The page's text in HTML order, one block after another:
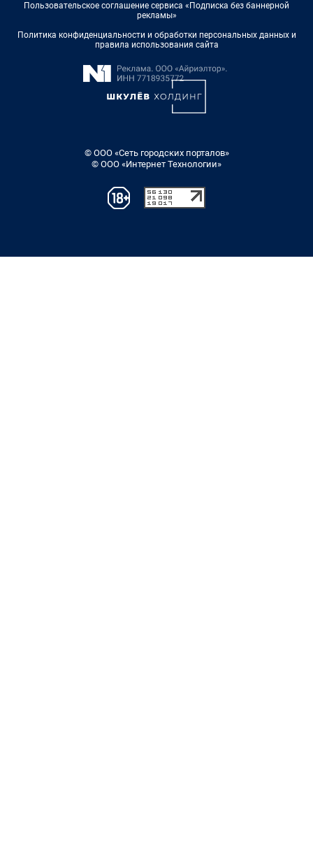
Пользовательское соглашение сервиса «Подписка без баннерной
рекламы»
Политика конфиденциальности и обработки персональных данных и
правила использования сайта
© ООО «Сеть городских порталов»
© ООО «Интернет Технологии»